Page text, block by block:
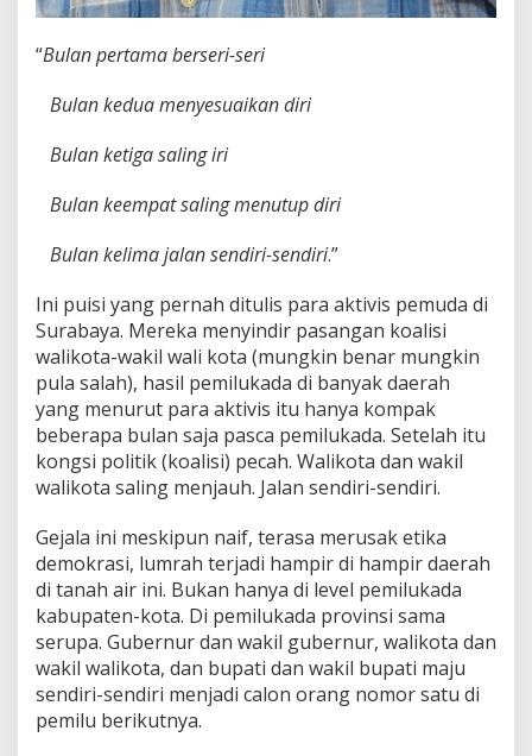
a
S
r
n
g
“Bulan pertama berseri-seri
Bulan kedua menyesuaikan diri
Bulan ketiga saling iri
Bulan keempat saling menutup diri
Bulan kelima jalan sendiri-sendiri.”
Ini puisi yang pernah ditulis para aktivis pemuda di
Surabaya. Mereka menyindir pasangan koalisi
walikota-wakil wali kota (mungkin benar mungkin
pula salah), hasil pemilukada di banyak daerah
yang menurut para aktivis itu hanya kompak
beberapa bulan saja pasca pemilukada. Setelah itu
kongsi politik (koalisi) pecah. Walikota dan wakil
walikota saling menjauh. Jalan sendiri-sendiri.
Gejala ini meskipun naif, terasa merusak etika
demokrasi, lumrah terjadi hampir di hampir daerah
di tanah air ini. Bukan hanya di level pemilukada
kabupaten-kota. Di pemilukada provinsi sama
serupa. Gubernur dan wakil gubernur, walikota dan
wakil walikota, dan bupati dan wakil bupati maju
sendiri-sendiri menjadi calon orang nomor satu di
pemilu berikutnya.